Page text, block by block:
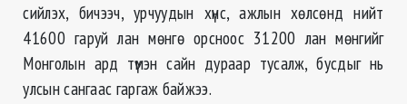
сийлэх, бичээч, урчуудын хүнс, ажлын хөлсөнд нийт
41600 гаруй лан мөнгө орсноос 31200 лан мөнгийг
Монголын ард түмэн сайн дураар тусалж, бусдыг нь
улсын сангаас гаргаж байжээ.